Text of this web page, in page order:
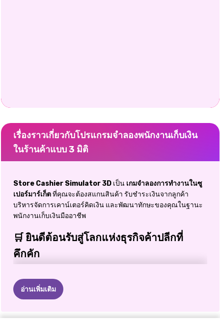
เรื่องราวเกี่ยวกับโปรแกรมจำลองพนักงานเก็บเงิน
ในร้านค้าแบบ 3 มิติ
Store Cashier Simulator 3Dเป็น เกมจำลองการทำงานในซู
เปอร์มาร์เก็ตที่คุณจะต้องสแกนสินค้า รับชำระเงินจากลูกค้า
บริหารจัดการเคาน์เตอร์คิดเงิน และพัฒนาทักษะของคุณในฐานะ
พนักงานเก็บเงินมืออาชีพ
🛒 ยินดีต้อนรับสู่โลกแห่งธุรกิจค้าปลีกที่
คึกคัก
ที่วุ่นวายนั้นเป็นอย่างไร?
จะให้คุณได้สัมผัสกับความตื่นเต้นของการทำงานที่เครื่องคิดเงินที่
อ่านเพิ่มเติม